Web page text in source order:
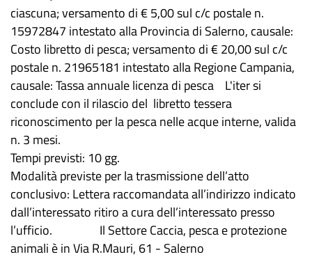
ciascuna; versamento di € 5,00 sul c/c postale n.
15972847 intestato alla Provincia di Salerno, causale:
Costo libretto di pesca; versamento di € 20,00 sul c/c
postale n. 21965181 intestato alla Regione Campania,
causale: Tassa annuale licenza di pesca L'iter si
conclude con il rilascio del libretto tessera
riconoscimento per la pesca nelle acque interne, valida
n. 3 mesi.
Tempi previsti: 10 gg.
Modalità previste per la trasmissione dell’atto
conclusivo: Lettera raccomandata all’indirizzo indicato
dall’interessato ritiro a cura dell’interessato presso
l’ufficio. Il Settore Caccia, pesca e protezione
animali è in Via R.Mauri, 61 - Salerno